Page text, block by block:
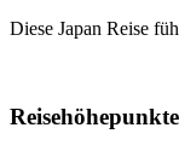
Diese Japan Reise